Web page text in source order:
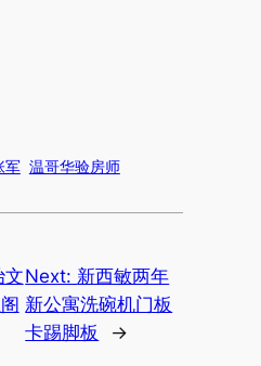
军 温哥华验房师
文Next: 新西敏两年
新公寓洗碗机门板
卡踢脚板
→